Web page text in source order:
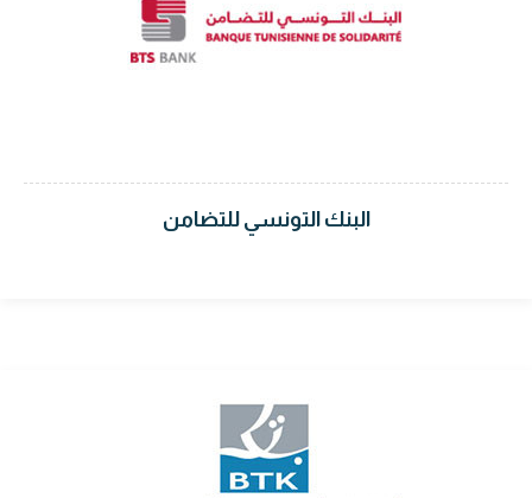
البنك التونسي للتضامن